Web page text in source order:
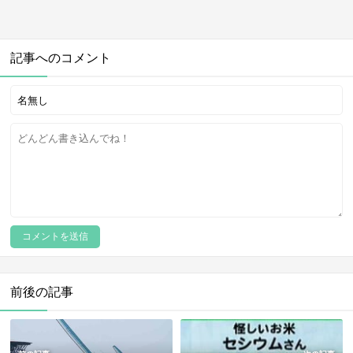
記事へのコメント
前後の記事